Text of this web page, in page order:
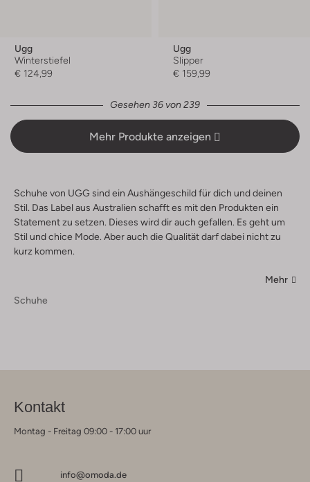
Ugg
Winterstiefel
€ 124,99
Ugg
Slipper
€ 159,99
Gesehen 36 von 239
Mehr Produkte anzeigen
Schuhe von UGG sind ein Aushängeschild für dich und deinen
Stil. Das Label aus Australien schafft es mit den Produkten ein
Statement zu setzen. Dieses wird dir auch gefallen. Es geht um
Stil und chice Mode. Aber auch die Qualität darf dabei nicht zu
kurz kommen.
Mehr
Schuhe
Kontakt
Montag - Freitag 09:00 - 17:00 uur
info@omoda.de